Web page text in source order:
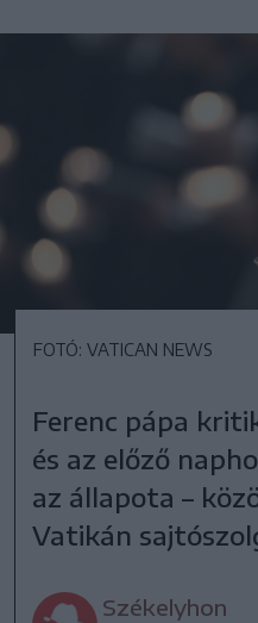
FOTÓ: VATICAN NEWS
Ferenc pápa
és az előző
az állapota –
Vatikán
Székelyhon